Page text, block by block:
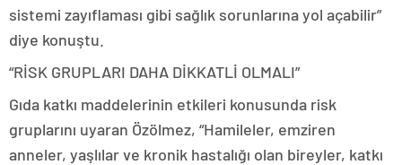
sistemi zayıflaması gibi sağlık sorunlarına yol açabilir”
diye konuştu.
“RİSK GRUPLARI DAHA DİKKATLİ OLMALI”
Gıda katkı maddelerinin etkileri konusunda risk
gruplarını uyaran Özölmez, “Hamileler, emziren
anneler, yaşlılar ve kronik hastalığı olan bireyler, katkı